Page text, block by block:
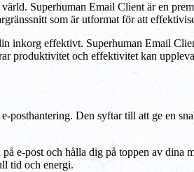
Superhuman Email Client är en
som är utformat för att
inkorg effektivt. Superhuman Email
produktivitet och effektivitet kan
Den syftar till att ge en
e-post och hålla dig på toppen av dina
tid och energi.